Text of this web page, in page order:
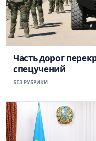
Часть дорог
спецучений
БЕЗ РУБРИКИ